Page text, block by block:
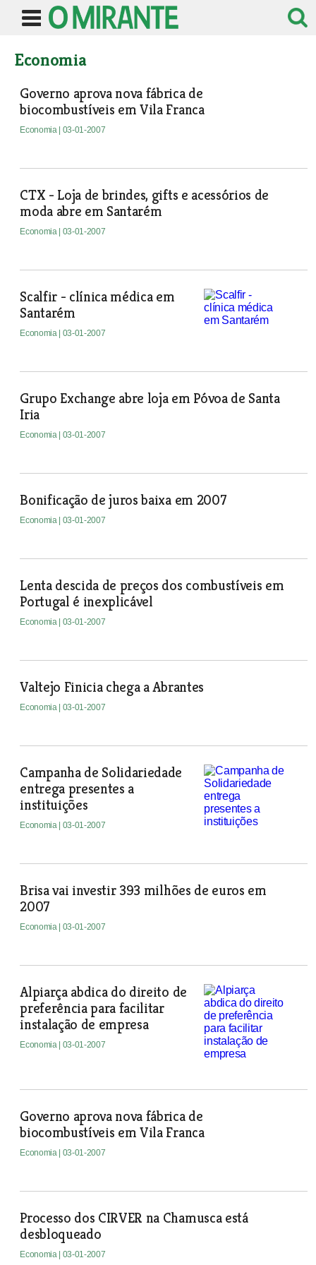
Economia
Governo aprova nova fábrica de
biocombustíveis em Vila Franca
Economia | 03-01-2007
CTX - Loja de brindes, gifts e acessórios de
moda abre em Santarém
Economia | 03-01-2007
Scalfir - clínica médica em
Santarém
Economia | 03-01-2007
Grupo Exchange abre loja em Póvoa de Santa
Iria
Economia | 03-01-2007
Bonificação de juros baixa em 2007
Economia | 03-01-2007
Lenta descida de preços dos combustíveis em
Portugal é inexplicável
Economia | 03-01-2007
Valtejo Finicia chega a Abrantes
Economia | 03-01-2007
Campanha de Solidariedade
entrega presentes a
instituições
Economia | 03-01-2007
Brisa vai investir 393 milhões de euros em
2007
Economia | 03-01-2007
Alpiarça abdica do direito de
preferência para facilitar
instalação de empresa
Economia | 03-01-2007
Governo aprova nova fábrica de
biocombustíveis em Vila Franca
Economia | 03-01-2007
Processo dos CIRVER na Chamusca está
desbloqueado
Economia | 03-01-2007